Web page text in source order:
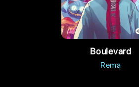
Boulevard
Rema